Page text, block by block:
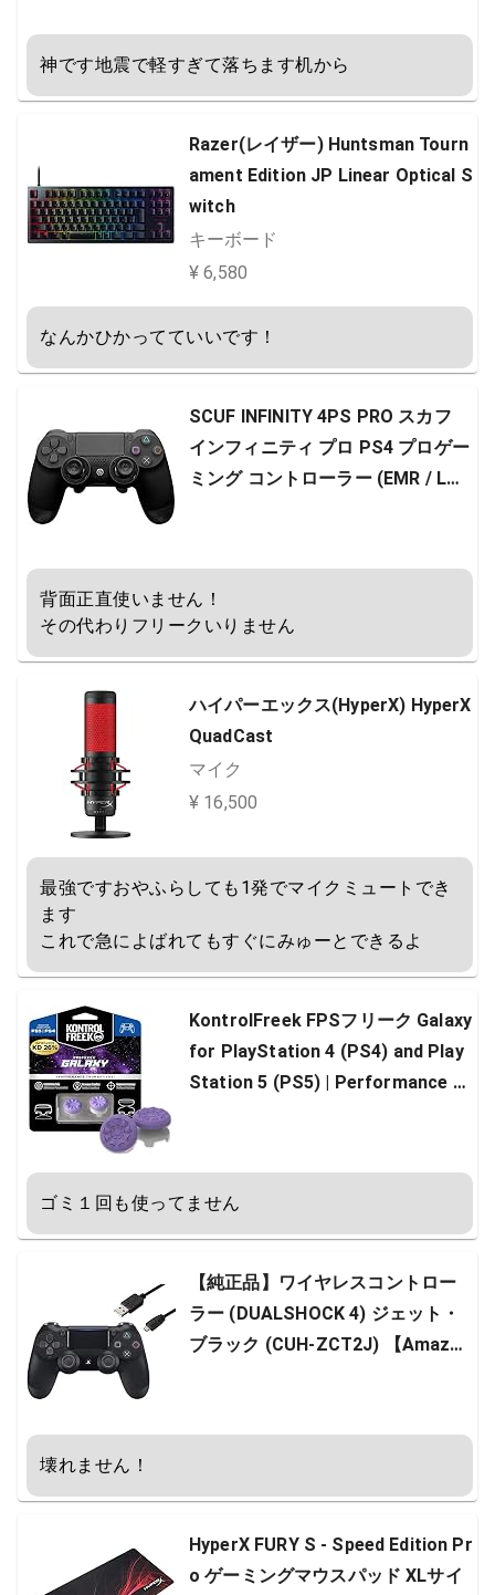
神です地震で軽すぎて落ちます机から
Razer(レイザー) Huntsman Tourn
ament Edition JP Linear Optical S
witch
キーボード
¥ 6,580
なんかひかってていいです！
SCUF INFINITY 4PS PRO スカフ
インフィニティ プロ PS4 プロゲー
ミング コントローラー (EMR / L凹
背面正直使いません！
その代わりフリークいりません
ハイパーエックス(HyperX) HyperX
QuadCast
マイク
¥ 16,500
最強ですおやふらしても1発でマイクミュートでき
ます
これで急によばれてもすぐにみゅーとできるよ
KontrolFreek FPSフリーク Galaxy
for PlayStation 4 (PS4) and Play
Station 5 (PS5) | Performance T
ゴミ１回も使ってません
【純正品】ワイヤレスコントロー
ラー (DUALSHOCK 4) ジェット・
ブラック (CUH-ZCT2J) 【Amazo
壊れません！
HyperX FURY S - Speed Edition Pr
o ゲーミングマウスパッド XLサイ